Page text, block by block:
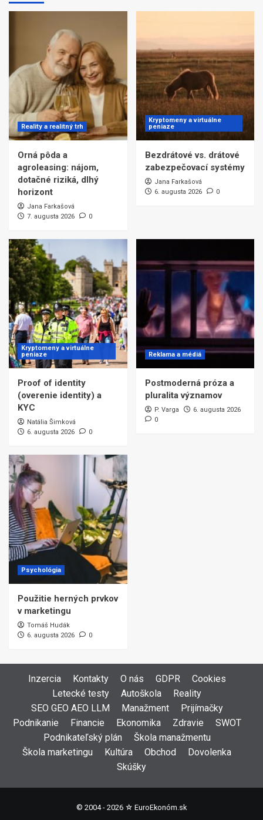
Reality a realitný trh
Orná pôda a
agroleasing: nájom,
dotačné riziká, dlhý
horizont
Jana Farkašová
7. augusta 2026
0
Kryptomeny a virtuálne
peniaze
Bezdrátové vs. drátové
zabezpečovací systémy
Jana Farkašová
6. augusta 2026
0
Kryptomeny a virtuálne
peniaze
Proof of identity
(overenie identity) a
KYC
Natália Šimková
6. augusta 2026
0
Reklama a médiá
Postmoderná próza a
pluralita významov
P. Varga
6. augusta 2026
0
Psychológia
Použitie herných prvkov
v marketingu
Tomáš Hudák
6. augusta 2026
0
Inzercia Kontakty O nás GDPR
Cookies
Letecké testy
Autoškola
Reality
SEO GEO AEO LLM
Manažment
Prijímačky
Podnikanie
Financie Ekonomika Zdravie
SWOT
Podnikateľský plán
Škola manažmentu
Škola marketingu
Kultúra Obchod
Dovolenka
Skúšky
© 2004 - 2026 ☆ EuroEkonóm.sk